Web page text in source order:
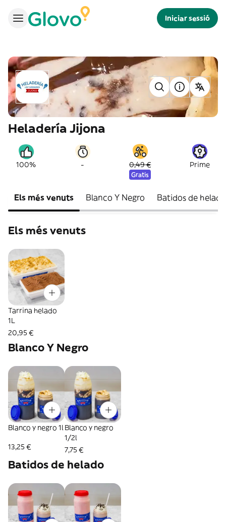
Iniciar sessió
Heladería Jijona
100% - 0,49 €
Gratis
Prime
Els més venuts Blanco Y Negro Batidos de helado
Els més venuts
Tarrina helado
1L
20,95 €
Blanco Y Negro
Blanco y negro 1l
13,25 €
Blanco y negro
1/2l
7,75 €
Batidos de helado